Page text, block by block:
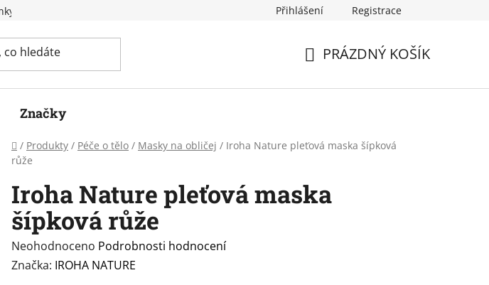
ochrany osobních údajů Přihlášení Registrace
PRÁZDNÝ KOŠÍK
Značky
Domů
/ Produkty / Péče o tělo / Masky na obličej / Iroha Nature pleťová maska šípková
růže
Iroha Nature pleťová maska
šípková růže
Průměrné
hodnocení
Neohodnoceno Podrobnosti hodnocení
Značka: IROHA NATURE